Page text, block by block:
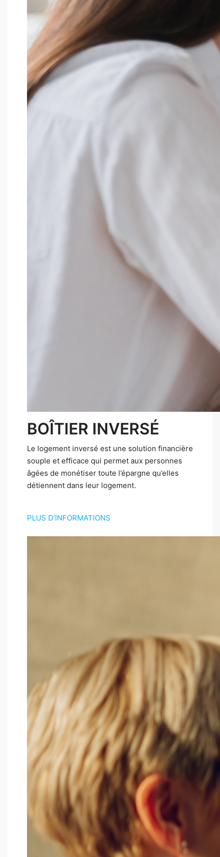
BOÎTIER INVERSÉ
Le logement inversé est une solution financière
souple et efficace qui permet aux personnes
âgées de monétiser toute l’épargne qu’elles
détiennent dans leur logement.
PLUS D’INFORMATIONS